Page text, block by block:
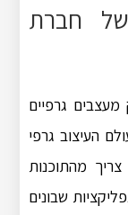
חברת
גרפיים
העיצוב גרפי
מהתוכנות
שבונים